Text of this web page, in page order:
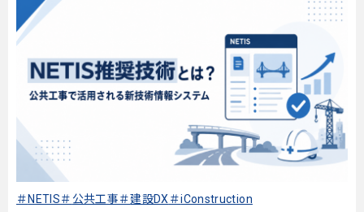
NETIS 公共工事 建設DX
iConstruction